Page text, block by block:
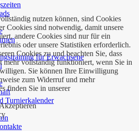
für Erwachsene
Turnierkalender
nutzen können, sind Cookies
Cookies sind notwendig, damit unsere
andere Cookies sind nur für ein
oder unsere Statistiken erforderlich.
Cookies zu und beachten Sie, dass
mehr vollständig funktioniert, wenn Sie in
Sie können Ihre Einwilligung
zum Widerruf und mehr
finden Sie in unserer